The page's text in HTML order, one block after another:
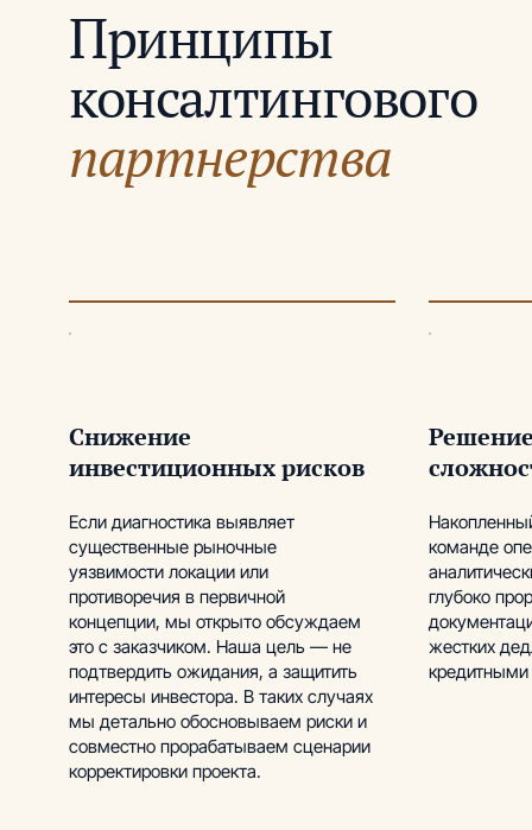
Принципы
консалтингового
партнерства
Снижение
инвестиционных рисков
Если диагностика выявляет
существенные рыночные
уязвимости локации или
противоречия в первичной
концепции, мы открыто обсуждаем
это с заказчиком. Наша цель — не
подтвердить ожидания, а защитить
интересы инвестора. В таких случаях
мы детально обосновываем риски и
совместно прорабатываем сценарии
корректировки проекта.
команде
глубоко
жестких
кредитными